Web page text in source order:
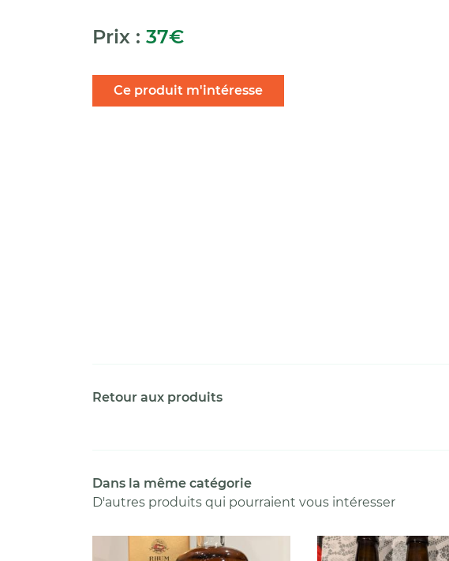
Prix : 37€
Ce produit m'intéresse
Retour aux produits
Dans la même catégorie
D'autres produits qui pourraient vous intéresser